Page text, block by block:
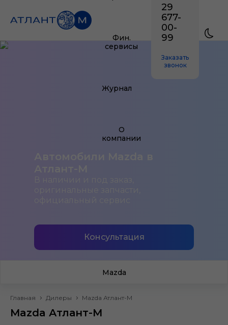
Фин.
сервисы
Журнал
О
компании
29
677-
00-
99
Заказать
звонок
Консультация
Mazda
Главная Дилеры Mazda Атлант-М
Mazda Атлант-М